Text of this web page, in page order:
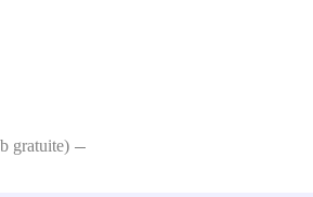
gratuite)